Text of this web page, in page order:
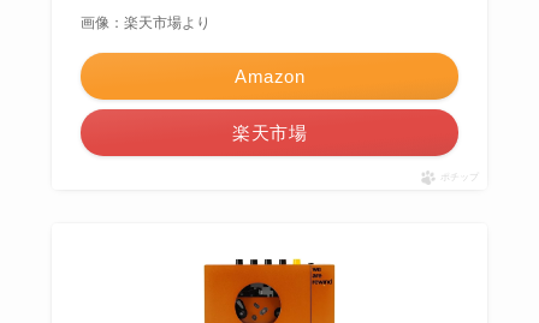
画像：楽天市場より
Amazon
楽天市場
ポチップ